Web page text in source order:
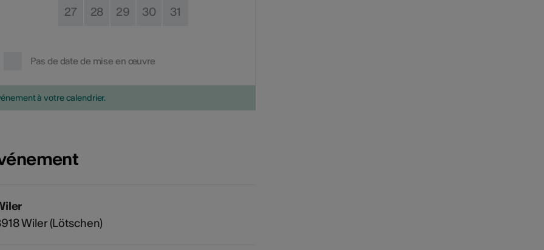
27 28 29 30 31
Pas de date de mise en œuvre
à votre calendrier.
Wiler (Lötschen)